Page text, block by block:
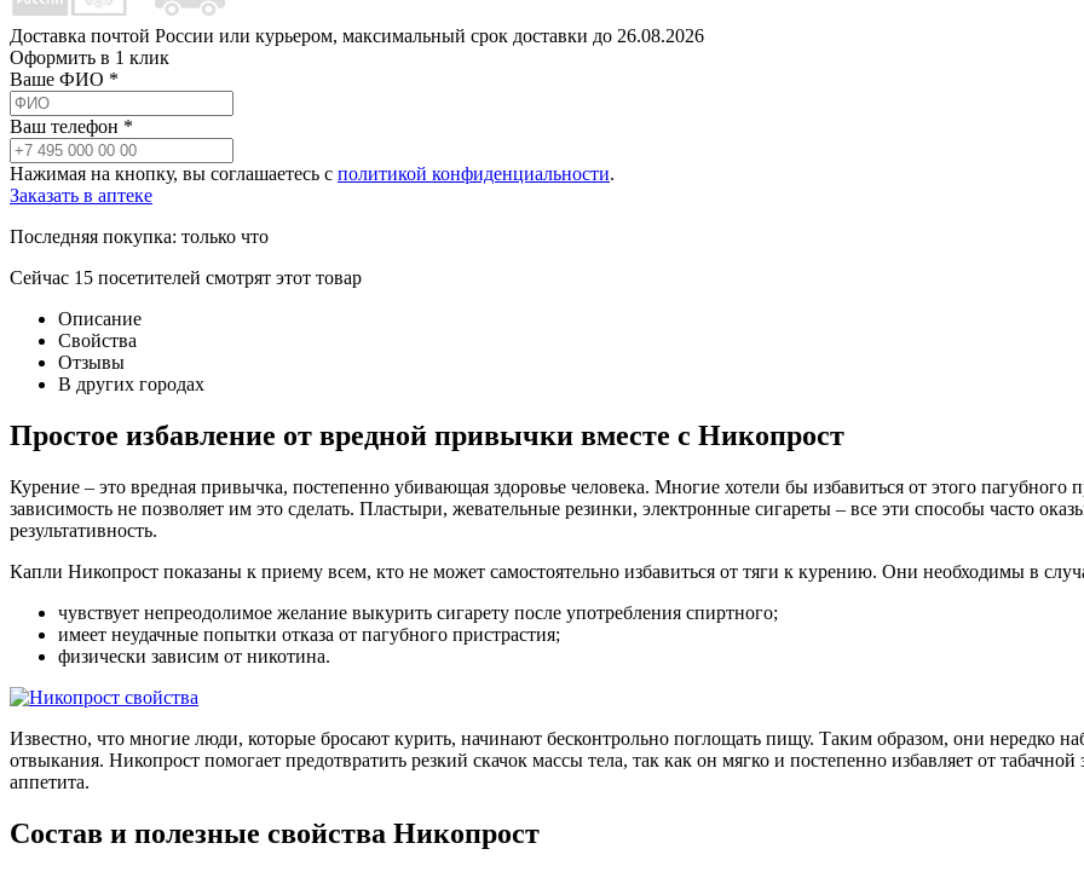
Доставка почтой России или курьером, максимальный срок доставки до 26.08.2026
Оформить в 1 клик
Ваше ФИО *
Ваш телефон *
Нажимая на кнопку, вы соглашаетесь с политикой конфиденциальности.
Заказать в аптеке
Последняя покупка: только что
Сейчас 15 посетителей смотрят этот товар
Описание
Свойства
Отзывы
В других городах
Простое избавление от вредной привычки вместе с Никопрост
Курение – это вредная привычка, постепенно убивающая здоровье человека. Многие хотели бы избавиться от этого пагубного
зависимость не позволяет им это сделать. Пластыри, жевательные резинки, электронные сигареты – все эти способы часто
результативность.
Капли Никопрост показаны к приему всем, кто не может самостоятельно избавиться от тяги к курению. Они необходимы в
чувствует непреодолимое желание выкурить сигарету после употребления спиртного;
имеет неудачные попытки отказа от пагубного пристрастия;
физически зависим от никотина.
Известно, что многие люди, которые бросают курить, начинают бесконтрольно поглощать пищу. Таким образом, они нередко
отвыкания. Никопрост помогает предотвратить резкий скачок массы тела, так как он мягко и постепенно избавляет от
аппетита.
Состав и полезные свойства Никопрост